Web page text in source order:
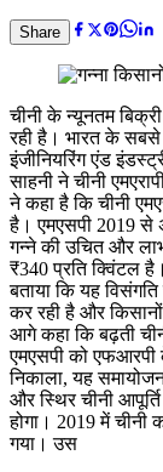
Share
चीनी के न्यूनतम
रही है। भारत के सबसे
इंजीनियरिंग एंड
साहनी ने चीनी
ने कहा है कि चीनी
है। एमएसपी 2019 से
गन्ने की उचित और
₹340 प्रति क्विंटल
बताया कि यह
कर रही है और
आगे कहा कि बढ़ती
एमएसपी को एफआरपी
निकाला, यह
और स्थिर चीनी
होगा। 2019 में चीनी
गया। उस